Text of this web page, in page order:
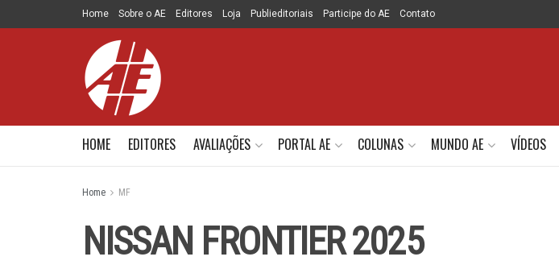
Home Sobre o AE Editores Loja Publieditoriais Participe do AE Contato
HOME EDITORES AVALIAÇÕES PORTAL AE COLUNAS MUNDO AE VÍDEOS
Home MF
NISSAN FRONTIER 2025